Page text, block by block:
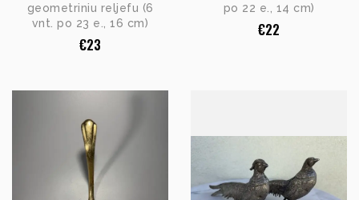
geometriniu reljefu (6
vnt. po 23 e., 16 cm)
€23
po 22 e., 14 cm)
€22